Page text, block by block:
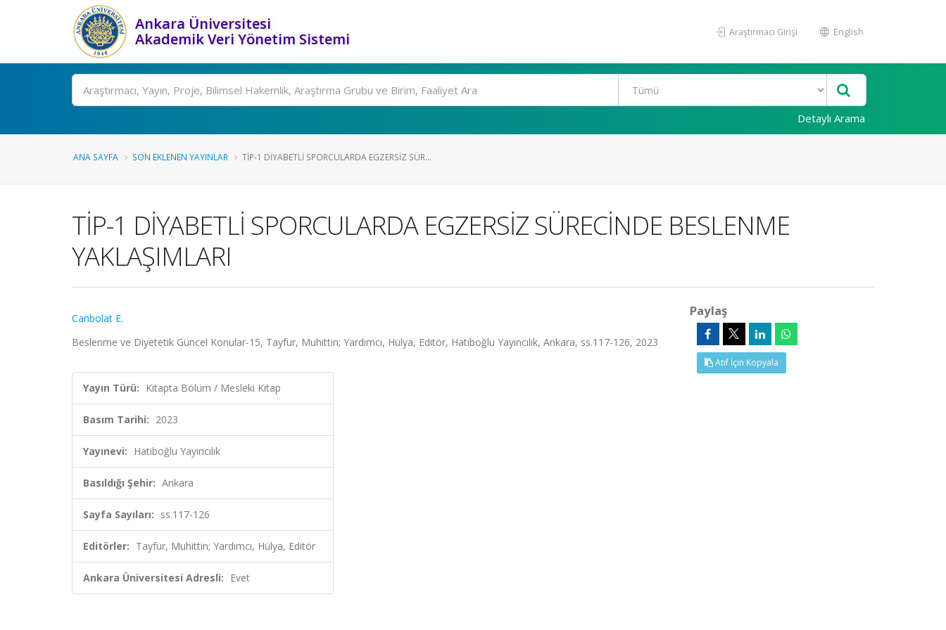
Ankara Üniversitesi
Akademik Veri Yönetim Sistemi
Araştırmacı Girişi English
Ara
Detaylı Arama
ANA SAYFA SON EKLENEN YAYINLAR TİP-1 DİYABETLİ SPORCULARDA EGZERSİZ SÜR...
TİP-1 DİYABETLİ SPORCULARDA EGZERSİZ SÜRECİNDE BESLENME
YAKLAŞIMLARI
Canbolat E.
Beslenme ve Diyetetik Güncel Konular-15, Tayfur, Muhittin; Yardımcı, Hülya, Editör, Hatiboğlu Yayıncılık, Ankara, ss.117-126, 2023
Yayın Türü: Kitapta Bölüm / Mesleki Kitap
Basım Tarihi: 2023
Yayınevi: Hatiboğlu Yayıncılık
Basıldığı Şehir: Ankara
Sayfa Sayıları: ss.117-126
Editörler: Tayfur, Muhittin; Yardımcı, Hülya, Editör
Ankara Üniversitesi Adresli: Evet
Paylaş
Atıf İçin Kopyala